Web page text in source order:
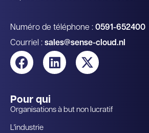
Numéro de téléphone : 0591-652400
Courriel : sales@sense-cloud.nl
Pour qui
Organisations à but non lucratif
L'industrie